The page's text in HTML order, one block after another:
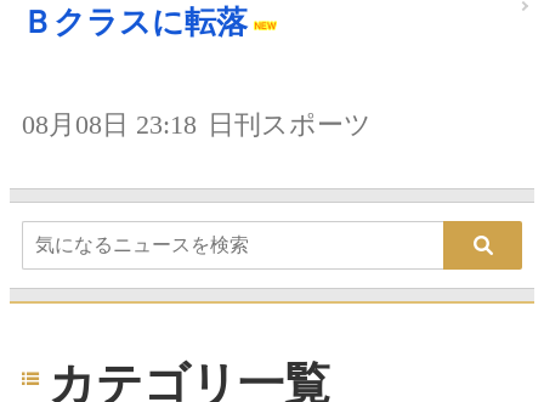
Ｂクラスに転落
08月08日 23:18 日刊スポーツ
カテゴリ一覧